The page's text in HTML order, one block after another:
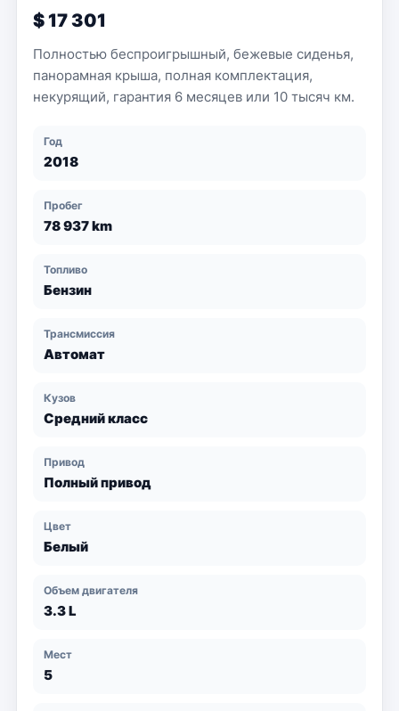
$ 17 301
Полностью беспроигрышный, бежевые сиденья,
панорамная крыша, полная комплектация,
некурящий, гарантия 6 месяцев или 10 тысяч км.
Год
2018
Пробег
78 937 km
Топливо
Бензин
Трансмиссия
Автомат
Кузов
Средний класс
Привод
Полный привод
Цвет
Белый
Объем двигателя
3.3 L
Мест
5